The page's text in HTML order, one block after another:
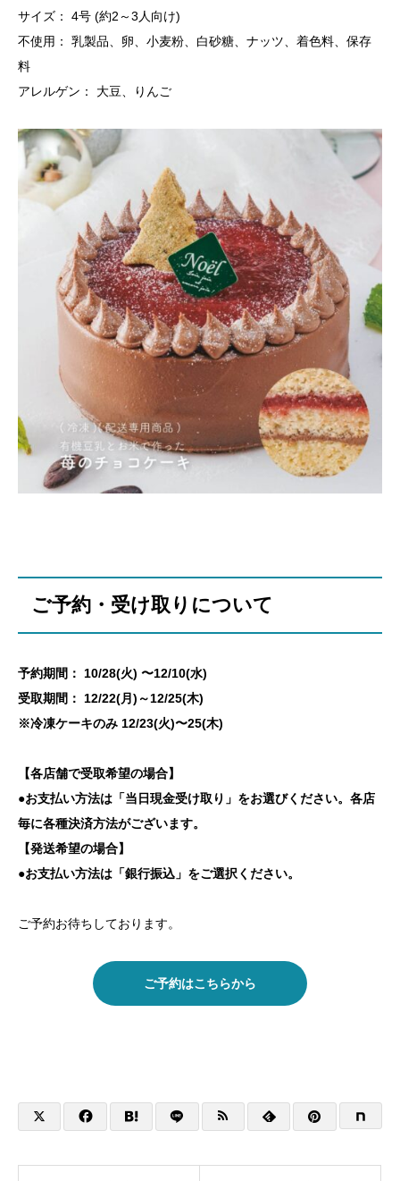
​サイズ： 4号 (約2～3人向け)
​不使用： 乳製品、卵、小麦粉、白砂糖、ナッツ、着色料、保存
料
​アレルゲン： 大豆、りんご
ご予約・受け取りについて
予約期間： 10/28(火) 〜12/10(水)
​受取期間： 12/22(月)～12/25(木)
※冷凍ケーキのみ 12/23(火)〜25(木)
【各店舗で受取希望の場合】
●お支払い方法は「当日現金受け取り」をお選びください。各店
毎に各種決済方法がございます。
【発送希望の場合】
●お支払い方法は「銀行振込」をご選択ください。
ご予約お待ちしております。
ご予約はこちらから